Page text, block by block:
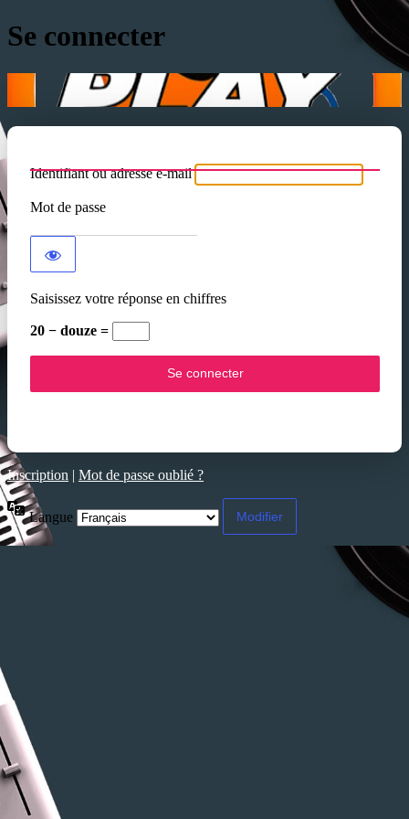
Se connecter
Identifiant ou adresse e-mail
Mot de passe
Saisissez votre réponse en chiffres
20 − douze =
Inscription | Mot de passe oublié ?
Langue